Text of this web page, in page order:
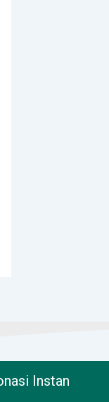
Instan